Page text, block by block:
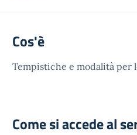
Cos'è
Tempistiche e modalità
Come si accede al